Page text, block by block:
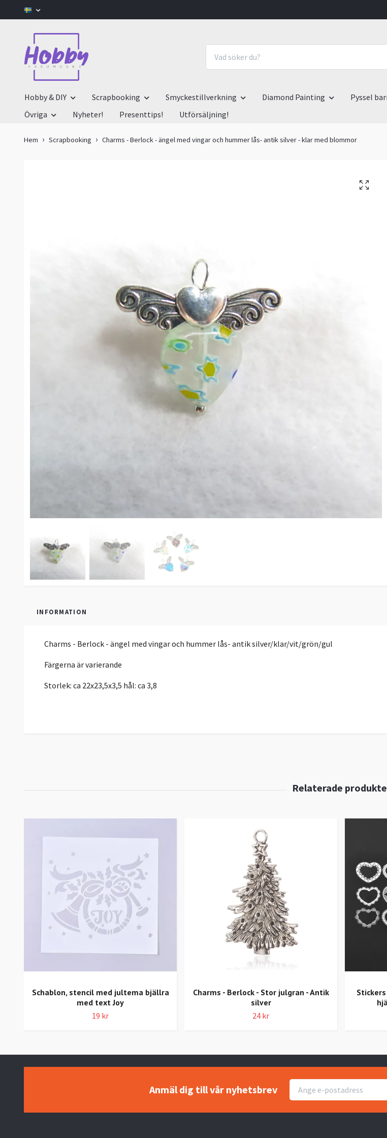
Hobby & DIY Scrapbooking Smyckestillverkning Diamond Painting Pyssel
Övriga
Nyheter! Presenttips! Utförsäljning!
Hem Scrapbooking Charms - Berlock - ängel med vingar och hummer lås- antik silver - klar med blommor
INFORMATION
Charms - Berlock - ängel med vingar och hummer lås- antik silver/klar/vit/grön/gul
Färgerna är varierande
Storlek: ca 22x23,5x3,5 hål: ca 3,8
Schablon, stencil med jultema bjällra
med text Joy
19 kr
Charms - Berlock - Stor julgran - Antik
silver
24 kr
Anmäl dig till vår nyhetsbrev